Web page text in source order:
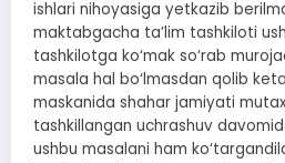
ishlari nihoyasiga yetkazib
maktabgacha ta’lim tashkiloti
tashkilotga ko‘mak so‘rab
masala hal bo‘lmasdan qolib
maskanida shahar jamiyati
tashkillangan uchrashuv
ushbu masalani ham